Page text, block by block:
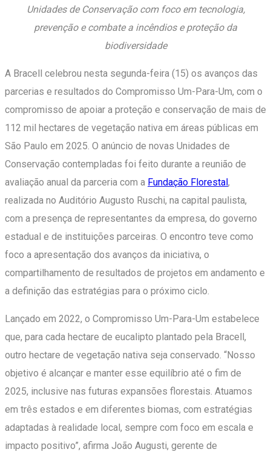
Unidades de Conservação com foco em tecnologia,
prevenção e combate a incêndios e proteção da
biodiversidade
A Bracell celebrou nesta segunda-feira (15) os avanços das
parcerias e resultados do Compromisso Um-Para-Um, com o
compromisso de apoiar a proteção e conservação de mais de
112 mil hectares de vegetação nativa em áreas públicas em
São Paulo em 2025. O anúncio de novas Unidades de
Conservação contempladas foi feito durante a reunião de
avaliação anual da parceria com a Fundação Florestal,
realizada no Auditório Augusto Ruschi, na capital paulista,
com a presença de representantes da empresa, do governo
estadual e de instituições parceiras. O encontro teve como
foco a apresentação dos avanços da iniciativa, o
compartilhamento de resultados de projetos em andamento e
a definição das estratégias para o próximo ciclo.
Lançado em 2022, o Compromisso Um-Para-Um estabelece
que, para cada hectare de eucalipto plantado pela Bracell,
outro hectare de vegetação nativa seja conservado. “Nosso
objetivo é alcançar e manter esse equilíbrio até o fim de
2025, inclusive nas futuras expansões florestais. Atuamos
em três estados e em diferentes biomas, com estratégias
adaptadas à realidade local, sempre com foco em escala e
impacto positivo”, afirma João Augusti, gerente de